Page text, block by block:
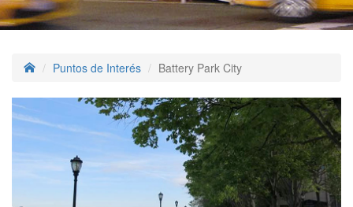
Puntos de Interés Battery Park City